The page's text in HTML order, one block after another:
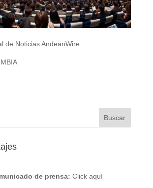
de Noticias AndeanWire
de prensa: Click aquí